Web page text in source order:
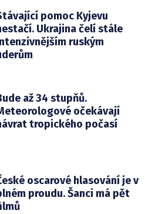
pomoc Kyjevu
Ukrajina čelí stále
ruským
až 34 stupňů.
očekávají
tropického počasí
oscarové hlasování je v
proudu. Šanci má pět